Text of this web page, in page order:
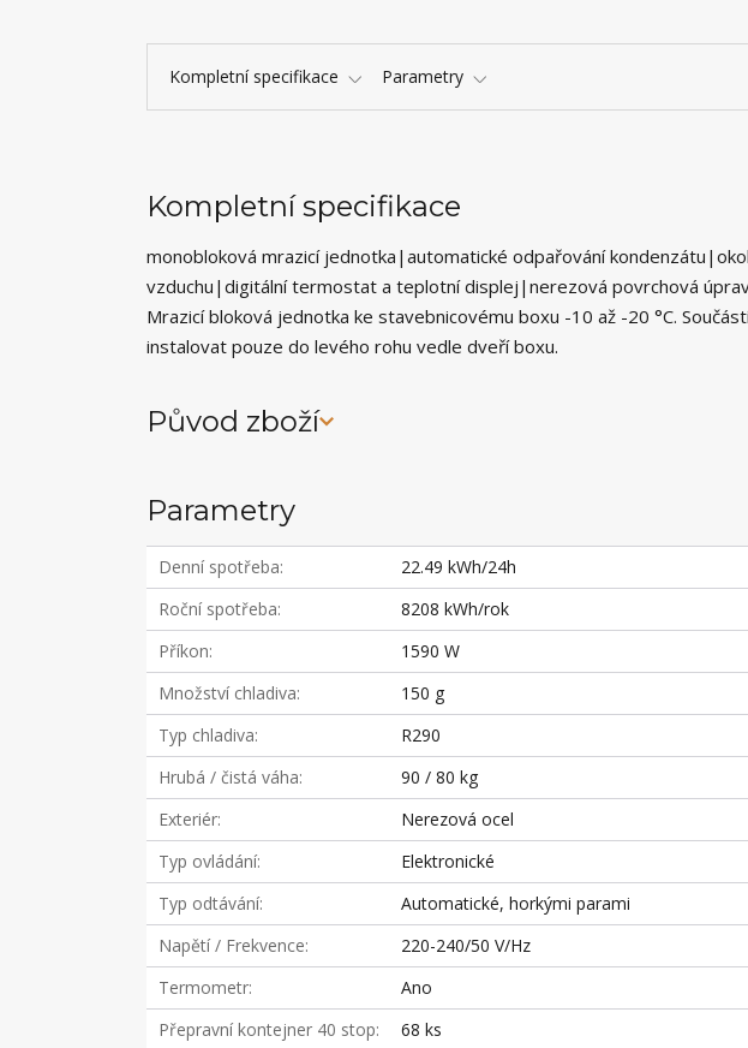
Kompletní specifikace Parametry
Kompletní specifikace
monobloková mrazicí jednotka|automatické odpařování
vzduchu|digitální termostat a teplotní displej|nerezová povrchová
Mrazicí bloková jednotka ke stavebnicovému boxu -10 až -20 °C.
instalovat pouze do levého rohu vedle dveří boxu.
Původ zboží
Parametry
Denní spotřeba
22.49 kWh/24h
Roční spotřeba
8208 kWh/rok
Příkon
1590 W
Množství chladiva
150 g
Typ chladiva
R290
Hrubá / čistá váha
90 / 80 kg
Exteriér
Nerezová ocel
Typ ovládání
Elektronické
Typ odtávání
Automatické, horkými parami
Napětí / Frekvence
220-240/50 V/Hz
Termometr
Ano
Přepravní kontejner 40 stop
68 ks